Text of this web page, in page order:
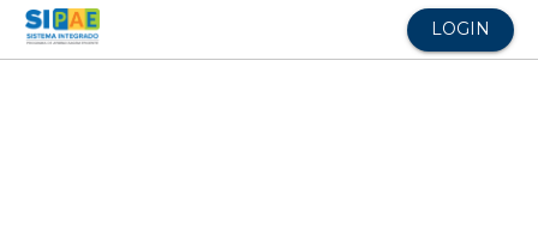
LOGIN